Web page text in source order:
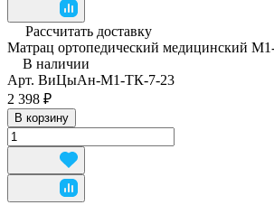
Рассчитать доставку
Матрац ортопедический медицинский
В наличии
Арт. ВиЦыАн-М1-ТК-7-23
2 398 ₽
В корзину